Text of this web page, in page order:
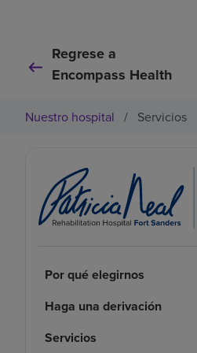
Regrese a
Encompass Health
Nuestro hospital / Servicios
Por qué elegirnos
Haga una derivación
Servicios